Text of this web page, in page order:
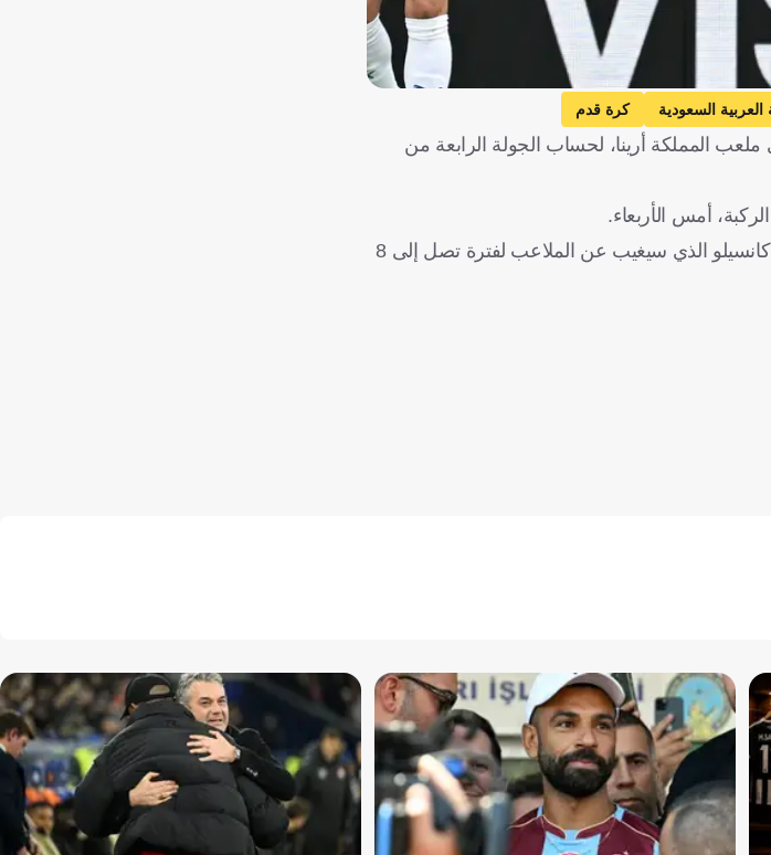
العربية السعودية كرة قدم
المملكة أرينا، لحساب الجولة الرابعة من
أمس الأربعاء.
ودفع إنزاجي بالبرازيلي ماركوس ليوناردو بعد قيده في القائمة المحلية، بدلًا من البرتغالي جواو كانسيلو الذي سيغيب عن الملاعب لفترة تصل إلى 8